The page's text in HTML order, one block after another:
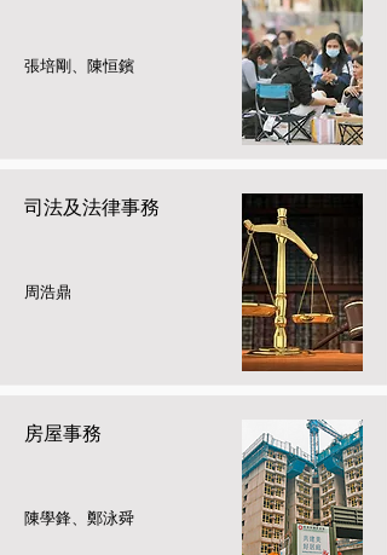
張培剛、陳恒鑌
司法及法律事務
周浩鼎
房屋事務
陳學鋒、鄭泳舜